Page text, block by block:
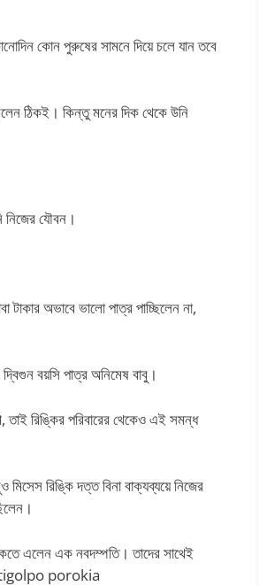
কোন পুরুষের সামনে দিয়ে চলে যান তবে
ঠিকই। কিন্তু মনের দিক থেকে উনি
নিজের যৌবন।
অভাবে ভালো পাত্র পাচ্ছিলেন না,
বয়সি পাত্র অনিমেষ বাবু।
তাই রিঙ্কির পরিবারের থেকেও এই সমন্ধ
রিঙ্কি দত্ত বিনা বাক্যব্যয়ে নিজের
এলেন এক নবদম্পতি। তাদের সাথেই
porokia